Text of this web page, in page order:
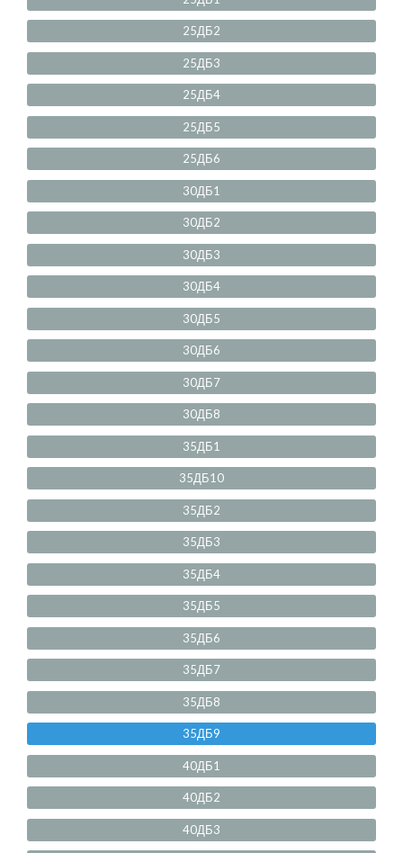
25ДБ2
25ДБ3
25ДБ4
25ДБ5
25ДБ6
30ДБ1
30ДБ2
30ДБ3
30ДБ4
30ДБ5
30ДБ6
30ДБ7
30ДБ8
35ДБ1
35ДБ10
35ДБ2
35ДБ3
35ДБ4
35ДБ5
35ДБ6
35ДБ7
35ДБ8
35ДБ9
40ДБ1
40ДБ2
40ДБ3